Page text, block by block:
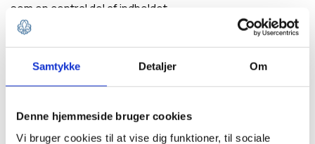
Samtykke Detaljer Om
Denne hjemmeside bruger cookies
Vi bruger cookies til at vise dig funktioner, til sociale
som en central del af indholdet.
Har du en velegnet aktivitet eller en idé til, hvordan
mærket kunne tilpasses/videreudvikles? Så skriv til
program@dds.dk